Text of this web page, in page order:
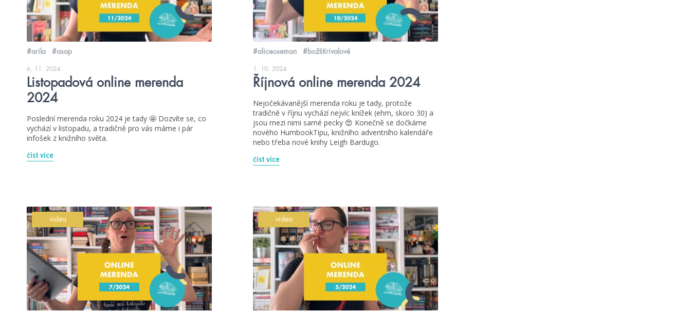
#arila #asap
6. 11. 2024
Listopadová online merenda
2024
Poslední merenda roku 2024 je tady 🤩 Dozvíte se, co
vychází v listopadu, a tradičně pro vás máme i pár
infošek z knižního světa.
číst více
#aliceoseman #božštírivalové
1. 10. 2024
Říjnová online merenda 2024
Nejočekávanější merenda roku je tady, protože
tradičně v říjnu vychází nejvíc knížek (ehm, skoro 30) a
jsou mezi nimi samé pecky 😍 Konečně se dočkáme
nového HumbookTipu, knižního adventního kalendáře
nebo třeba nové knihy Leigh Bardugo.
číst více
videa videa